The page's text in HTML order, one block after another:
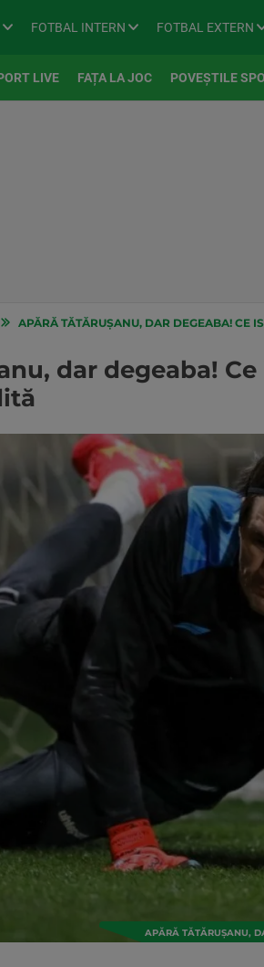
FOTBAL INTERN FOTBAL EXTERN
LIVE FAȚA LA JOC POVEȘTILE
APĂRĂ TĂTĂRUȘANU, DAR DEGEABA! CE
dar degeaba!
APĂRĂ TĂTĂRUȘANU,